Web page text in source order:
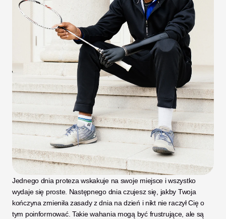
Jednego dnia proteza wskakuje na swoje miejsce i wszystko
wydaje się proste. Następnego dnia czujesz się, jakby Twoja
kończyna zmieniła zasady z dnia na dzień i nikt nie raczył Cię o
tym poinformować. Takie wahania mogą być frustrujące, ale są